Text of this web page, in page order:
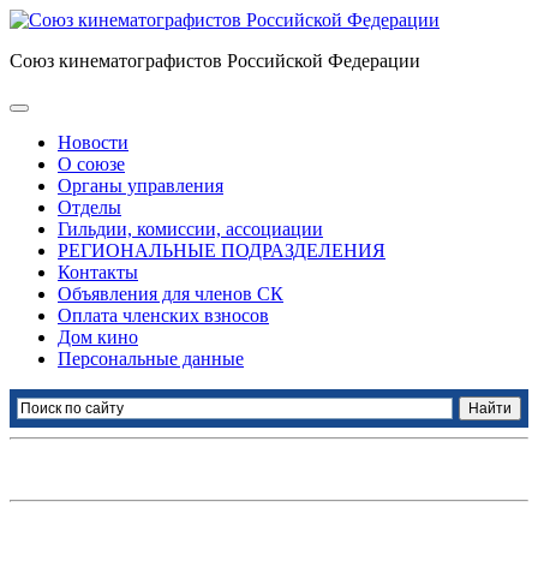
Союз кинематографистов Российской Федерации
Новости
О союзе
Органы управления
Отделы
Гильдии, комиссии, ассоциации
РЕГИОНАЛЬНЫЕ ПОДРАЗДЕЛЕНИЯ
Контакты
Объявления для членов СК
Оплата членских взносов
Дом кино
Персональные данные